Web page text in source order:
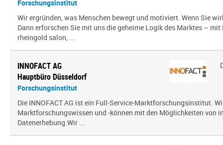
Forschungsinstitut
Wir ergründen, was Menschen bewegt und motiviert. Wenn Sie
Dann erforschen Sie mit uns die geheime Logik des Marktes –
rheingold salon, ...
INNOFACT AG
Hauptbüro Düsseldorf
Forschungsinstitut
Die INNOFACT AG ist ein Full-Service-Marktforschungsinstitut.
Marktforschungswissen und -können mit den Möglichkeiten von
Datenerhebung.Wir ...